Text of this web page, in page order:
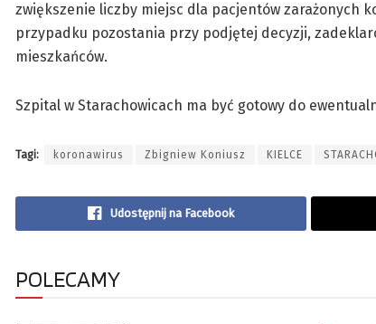
zwiększenie liczby miejsc dla pacjentów zarażonych
przypadku pozostania przy podjętej decyzji,
mieszkańców.
Szpital w Starachowicach ma być gotowy do
Tagi: koronawirus Zbigniew Koniusz KIELCE
Udostępnij na Facebook
POLECAMY